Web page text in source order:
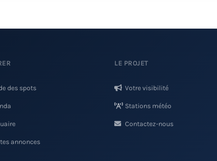
des spots
annonces
LE PROJET
Votre visibilité
Stations météo
Contactez-nous